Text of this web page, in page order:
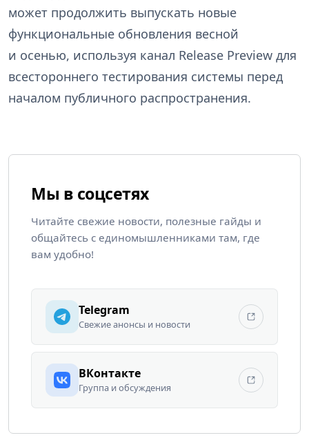
может продолжить выпускать новые
функциональные обновления весной
и осенью, используя канал Release Preview для
всестороннего тестирования системы перед
началом публичного распространения.
Мы в соцсетях
Читайте свежие новости, полезные гайды и
общайтесь с единомышленниками там, где
вам удобно!
Telegram
Свежие анонсы и новости
ВКонтакте
Группа и обсуждения